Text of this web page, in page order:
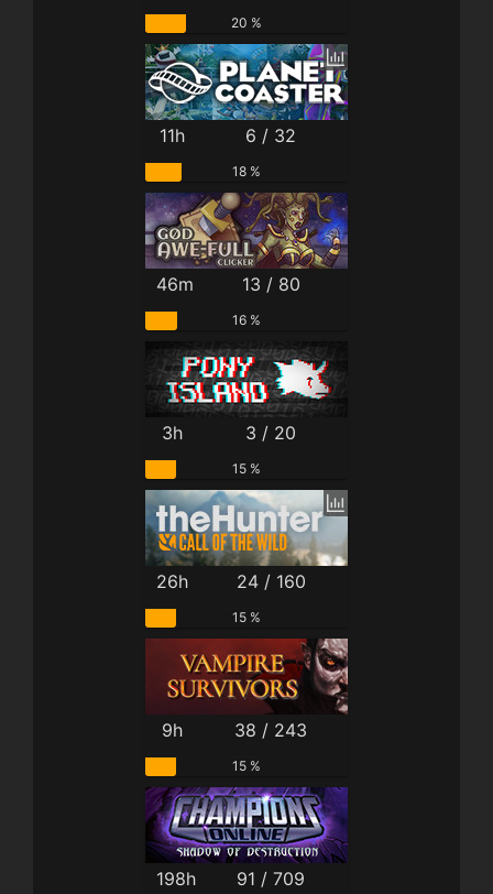
20 %
11h 6 / 32
18 %
46m 13 / 80
16 %
3h 3 / 20
15 %
26h 24 / 160
15 %
9h 38 / 243
15 %
198h 91 / 709